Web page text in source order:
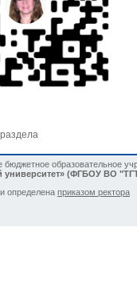
бюджетное образовательное
университет» (ФГБОУ ВО
определена приказом ректора